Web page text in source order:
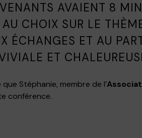
AVAIENT 8
CHOIX SUR LE
ÉCHANGES ET AU
ET
Stéphanie, membre de l’
conférence.